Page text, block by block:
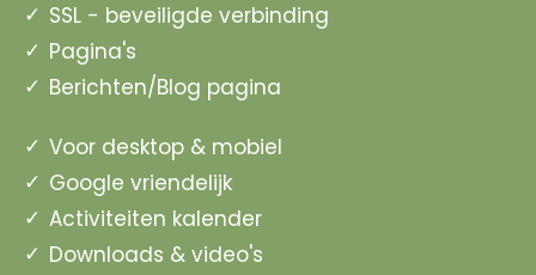
SSL - beveiligde verbinding
Pagina's
Berichten/Blog pagina
Voor desktop & mobiel
Google vriendelijk
Activiteiten kalender
Downloads & video's